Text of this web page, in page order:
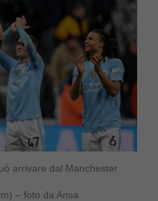
arrivare dal Manchester
– foto da Ansa